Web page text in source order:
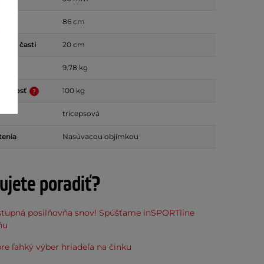
86 cm
časti 20 cm
9.78 kg
100 kg
tricepsová
Nasúvacou objímkou
poradiť?
posilňovňa snov! Spúšťame inSPORTline
ľahký výber hriadeľa na činku